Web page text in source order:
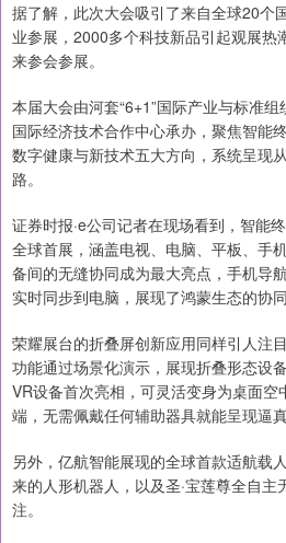
据了解，此次大会吸引了来自全球20个
业参展，2000多个科技新品引起观展热
来参会参展。
本届大会由河套“6+1”国际产业与标准
国际经济技术合作中心承办，聚焦智能
数字健康与新技术五大方向，系统呈现
路。
证券时报·e公司记者在现场看到，智能
全球首展，涵盖电视、电脑、平板、手
备间的无缝协同成为最大亮点，手机导
实时同步到电脑，展现了鸿蒙生态的协同
荣耀展台的折叠屏创新应用同样引人注
功能通过场景化演示，展现折叠形态设
VR设备首次亮相，可灵活变身为桌面
端，无需佩戴任何辅助器具就能呈现逼真
另外，亿航智能展现的全球首款适航载
来的人形机器人，以及圣·宝莲尊全自
注。